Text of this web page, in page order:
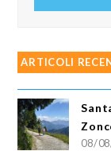
ARTICOLI
08/